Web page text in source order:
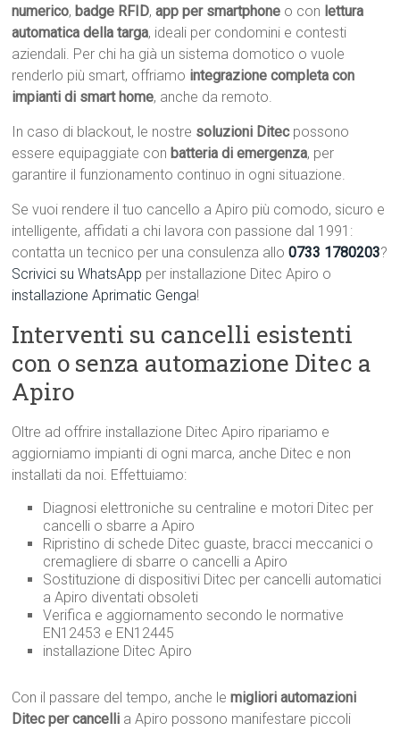
numerico, badge RFID,app per smartphone o con lettura
automatica della targa, ideali per condomini e contesti
aziendali. Per chi ha già un sistema domotico o vuole
renderlo più smart, offriamo integrazione completa con
impianti di smart home, anche da remoto.
In caso di blackout, le nostre soluzioni Ditecpossono
essere equipaggiate con batteria di emergenza, per
garantire il funzionamento continuo in ogni situazione.
Se vuoi rendere il tuo cancello a Apiro più comodo, sicuro e
intelligente, affidati a chi lavora con passione dal 1991:
contatta un tecnico per una consulenza allo0733 1780203?
Scrivici su WhatsApp per installazione Ditec Apiro o
installazione Aprimatic Genga!
Interventi su cancelli esistenti
con o senza automazione Ditec a
Apiro
Oltre ad offrire installazione Ditec Apiro ripariamo e
aggiorniamo impianti di ogni marca, anche Ditec e non
installati da noi. Effettuiamo:
Diagnosi elettroniche su centraline e motori Ditec per
cancelli o sbarre a Apiro
Ripristino di schede Ditec guaste, bracci meccanici o
cremagliere di sbarre o cancelli a Apiro
Sostituzione di dispositivi Ditec per cancelli automatici
a Apiro diventati obsoleti
Verifica e aggiornamento secondo le normative
EN12453 e EN12445
installazione Ditec Apiro
Con il passare del tempo, anche lemigliori automazioni
Ditec per cancelli a Apiro possono manifestare piccoli